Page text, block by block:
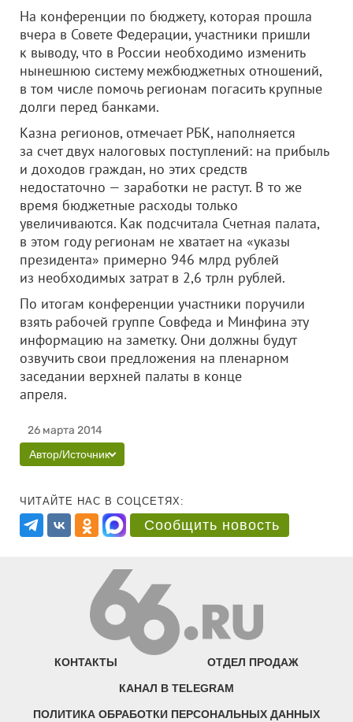
На конференции по бюджету, которая прошла
вчера в Совете Федерации, участники пришли
к выводу, что в России необходимо изменить
нынешнюю систему межбюджетных отношений,
в том числе помочь регионам погасить крупные
долги перед банками.
Казна регионов, отмечает РБК, наполняется
за счет двух налоговых поступлений: на прибыль
и доходов граждан, но этих средств
недостаточно — заработки не растут. В то же
время бюджетные расходы только
увеличиваются. Как подсчитала Счетная палата,
в этом году регионам не хватает на «указы
президента» примерно 946 млрд рублей
из необходимых затрат в 2,6 трлн рублей.
По итогам конференции участники поручили
взять рабочей группе Совфеда и Минфина эту
информацию на заметку. Они должны будут
озвучить свои предложения на пленарном
заседании верхней палаты в конце
апреля.
26 марта 2014
Автор/Источник
ЧИТАЙТЕ НАС В СОЦСЕТЯХ:
Сообщить новость
КОНТАКТЫ ОТДЕЛ ПРОДАЖ
КАНАЛ В TELEGRAM
ПОЛИТИКА ОБРАБОТКИ ПЕРСОНАЛЬНЫХ ДАННЫХ